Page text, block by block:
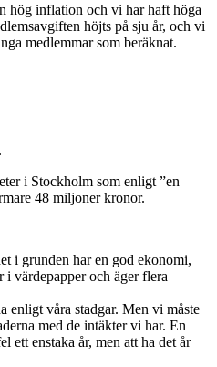
hög inflation och vi har haft höga
höjts på sju år, och vi
medlemmar som beräknat.
i Stockholm som enligt ”en
48 miljoner kronor.
i grunden har en god ekonomi,
i värdepapper och äger flera
enligt våra stadgar. Men vi måste
med de intäkter vi har. En
ett enstaka år, men att ha det år